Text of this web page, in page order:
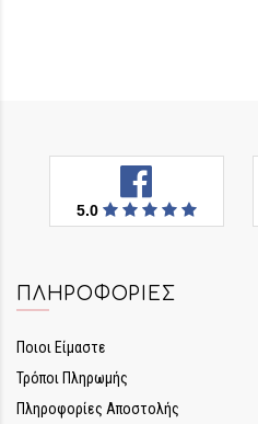
5.0
ΠΛΗΡΟΦΟΡΊΕΣ
Ποιοι Είμαστε
Τρόποι Πληρωμής
Πληροφορίες Αποστολής